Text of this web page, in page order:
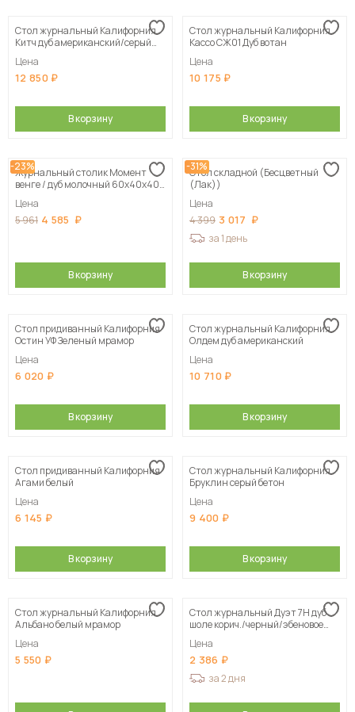
Стол журнальный Калифорния
Китч дуб американский/серый
Цена
12 850
В корзину
Стол журнальный Калифорния
Кассо СЖ01 Дуб вотан
Цена
10 175
В корзину
-23%
Журнальный столик Момент
венге / дуб молочный 60х40х40
Цена
5 961 4 585
В корзину
-31%
Стол складной (Бесцветный
(Лак))
Цена
4 399 3 017
за 1 день
В корзину
Стол придиванный Калифорния
Остин УФ Зеленый мрамор
Цена
6 020
В корзину
Стол журнальный Калифорния
Олдем дуб американский
Цена
10 710
В корзину
Стол придиванный Калифорния
Агами белый
Цена
6 145
В корзину
Стол журнальный Калифорния
Бруклин серый бетон
Цена
9 400
В корзину
Стол журнальный Калифорния
Альбано белый мрамор
Цена
5 550
Стол журнальный Дуэт 7Н дуб
шоле корич./черный/эбеновое
Цена
2 386
за 2 дня